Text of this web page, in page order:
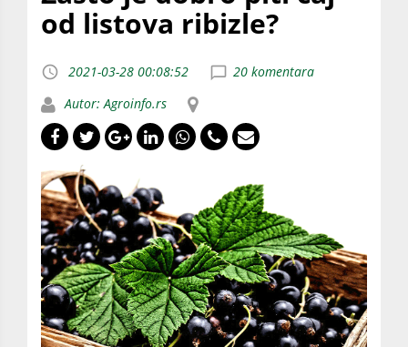
od listova ribizle?
2021-03-28 00:08:52
20 komentara
Autor: Agroinfo.rs